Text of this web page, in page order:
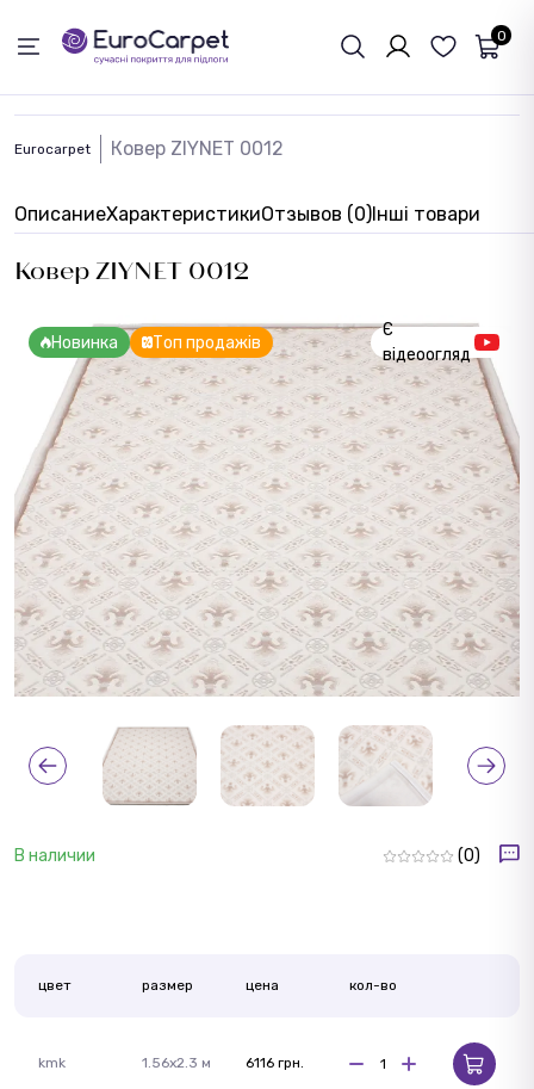
0
Eurocarpet Ковер ZIYNET 0012
ОписаниеХарактеристикиОтзывов (0)Інші товари
Ковер ZIYNET 0012
Новинка Топ продажів
Є
відеоогляд
В наличии (0)
цвет размер цена кол-во
kmk 1.56x2.3 м 6116 грн.
ОБРАТНАЯ СВЯЗЬ